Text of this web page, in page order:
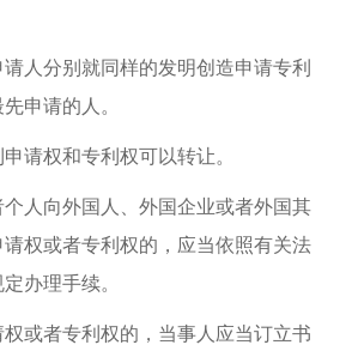
分别就同样的发明创造申请专利
申请的人。
权和专利权可以转让。
向外国人、外国企业或者外国其
权或者专利权的，应当依照有关法
办理手续。
者专利权的，当事人应当订立书